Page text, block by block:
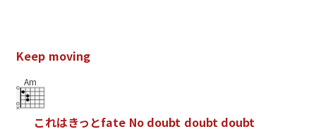
Keep moving
Am
これはきっ とfate No doubt doubt doubt